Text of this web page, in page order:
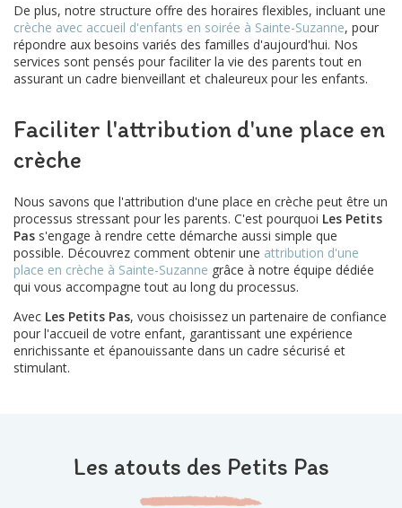
De plus, notre structure offre des horaires flexibles, incluant une
crèche avec accueil d'enfants en soirée à Sainte-Suzanne, pour
répondre aux besoins variés des familles d'aujourd'hui. Nos
services sont pensés pour faciliter la vie des parents tout en
assurant un cadre bienveillant et chaleureux pour les enfants.
Faciliter l'attribution d'une place en
crèche
Nous savons que l'attribution d'une place en crèche peut être un
processus stressant pour les parents. C'est pourquoi Les Petits
Pas s'engage à rendre cette démarche aussi simple que
possible. Découvrez comment obtenir une attribution d'une
place en crèche à Sainte-Suzanne grâce à notre équipe dédiée
qui vous accompagne tout au long du processus.
Avec Les Petits Pas, vous choisissez un partenaire de confiance
pour l'accueil de votre enfant, garantissant une expérience
enrichissante et épanouissante dans un cadre sécurisé et
stimulant.
Les atouts des Petits Pas